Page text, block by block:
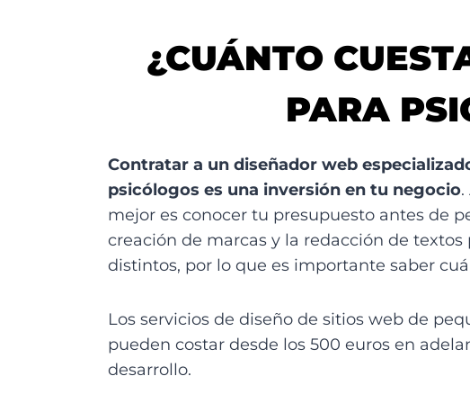
¿CUÁNTO
PARA
Contratar a un diseñador web
psicólogos es una inversión en tu negocio
mejor es conocer tu presupuesto antes de
creación de marcas y la redacción de
distintos, por lo que es importante saber
Los servicios de diseño de sitios web de
pueden costar desde los 500 euros en
desarrollo.